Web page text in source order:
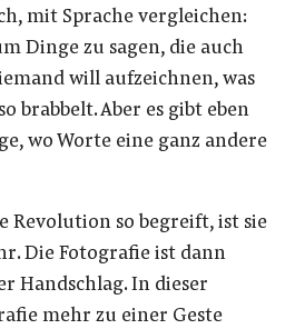
mit Sprache vergleichen:
Dinge zu sagen, die auch
will aufzeichnen, was
brabbelt. Aber es gibt eben
wo Worte eine ganz andere
Revolution so begreift, ist sie
Die Fotografie ist dann
Handschlag. In dieser
mehr zu einer Geste